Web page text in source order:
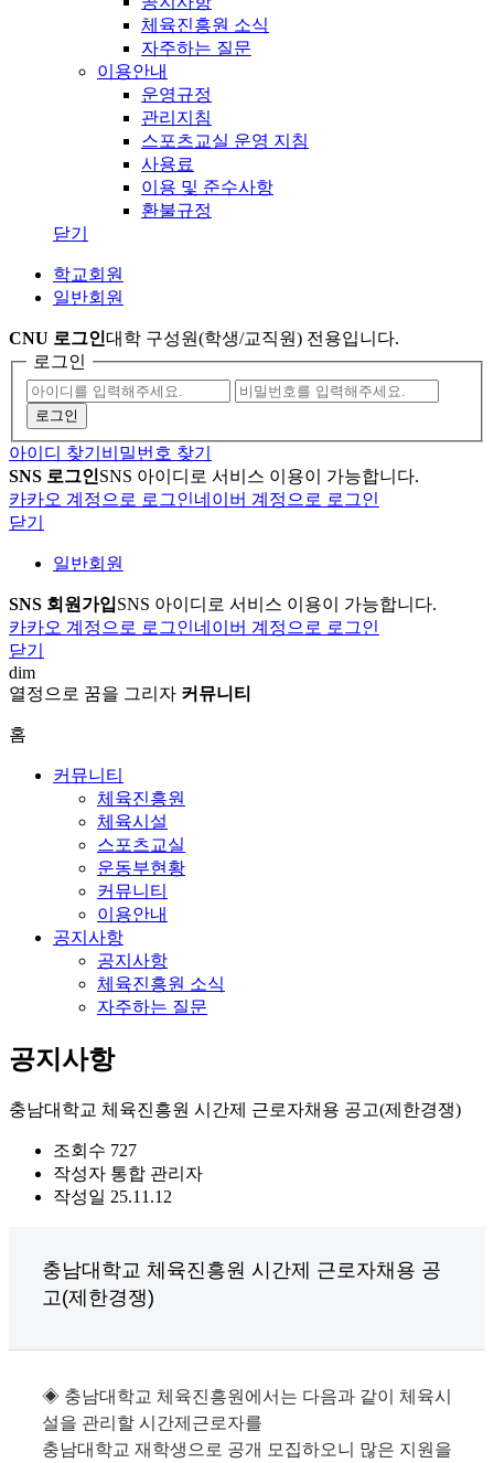
체육진흥원 소식
자주하는 질문
이용안내
운영규정
관리지침
스포츠교실 운영 지침
사용료
이용 및 준수사항
환불규정
닫기
학교회원
일반회원
CNU 로그인대학 구성원(학생/교직원) 전용입니다.
로그인
아이디 찾기 비밀번호 찾기
SNS 로그인SNS 아이디로 서비스 이용이 가능합니다.
카카오 계정으로 로그인네이버 계정으로 로그인
닫기
일반회원
SNS 회원가입SNS 아이디로 서비스 이용이 가능합니다.
카카오 계정으로 로그인네이버 계정으로 로그인
닫기
dim
열정으로 꿈을 그리자 커뮤니티
홈
커뮤니티
체육진흥원
체육시설
스포츠교실
운동부현황
커뮤니티
이용안내
공지사항
공지사항
체육진흥원 소식
자주하는 질문
공지사항
충남대학교 체육진흥원 시간제 근로자채용 공고(제한경쟁)
조회수 727
작성자 통합 관리자
작성일 25.11.12
충남대학교 체육진흥원 시간제 근로자채용 공
고(제한경쟁)
◈ 충남대학교 체육진흥원에서는 다음과 같이 체육시
설을 관리할 시간제근로자를
충남대학교 재학생으로 공개 모집하오니 많은 지원을